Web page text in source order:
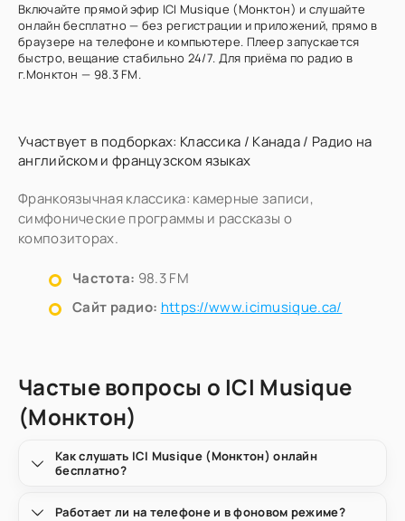
Включайте прямой эфир ICI Musique (Монктон) и слушайте
онлайн бесплатно — без регистрации и приложений, прямо в
браузере на телефоне и компьютере. Плеер запускается
быстро, вещание стабильно 24/7. Для приёма по радио в
г.Монктон — 98.3 FM.
Участвует в подборках: Классика / Канада/ Радио на
английском и французском языках
Франкоязычная классика: камерные записи,
симфонические программы и рассказы о
композиторах.
Частота: 98.3 FM
Сайт радио: https://www.icimusique.ca/
Частые вопросы о ICI Musique
(Монктон)
Как слушать ICI Musique (Монктон) онлайн
бесплатно?
Работает ли на телефоне и в фоновом режиме?